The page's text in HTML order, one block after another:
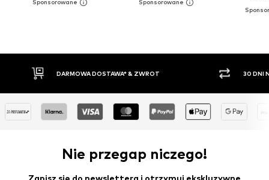
30 DNI NA ZWROT TOWARU
Nie przegap niczego!